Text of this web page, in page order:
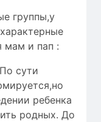
группы,у
мам и пап :
сути
ребенка
родных. До